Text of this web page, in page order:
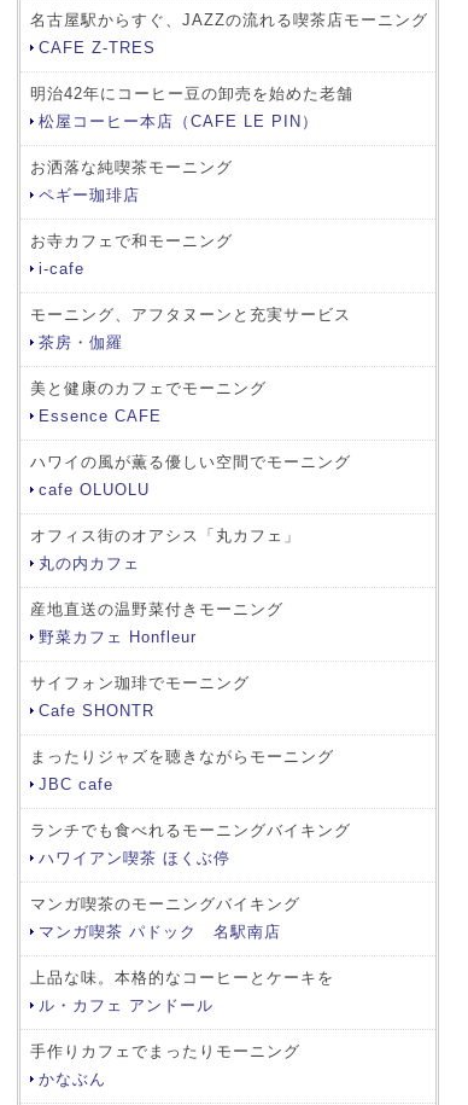
名古屋駅からすぐ、JAZZの流れる喫茶店モーニング
CAFE Z-TRES
明治42年にコーヒー豆の卸売を始めた老舗
松屋コーヒー本店（CAFE LE PIN）
お洒落な純喫茶モーニング
ペギー珈琲店
お寺カフェで和モーニング
i-cafe
モーニング、アフタヌーンと充実サービス
茶房・伽羅
美と健康のカフェでモーニング
Essence CAFE
ハワイの風が薫る優しい空間でモーニング
cafe OLUOLU
オフィス街のオアシス「丸カフェ」
丸の内カフェ
産地直送の温野菜付きモーニング
野菜カフェ Honfleur
サイフォン珈琲でモーニング
Cafe SHONTR
まったりジャズを聴きながらモーニング
JBC cafe
ランチでも食べれるモーニングバイキング
ハワイアン喫茶 ほくぶ停
マンガ喫茶のモーニングバイキング
マンガ喫茶 パドック 名駅南店
上品な味。本格的なコーヒーとケーキを
ル・カフェ アンドール
手作りカフェでまったりモーニング
かなぶん